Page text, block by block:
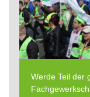
Werde Teil der